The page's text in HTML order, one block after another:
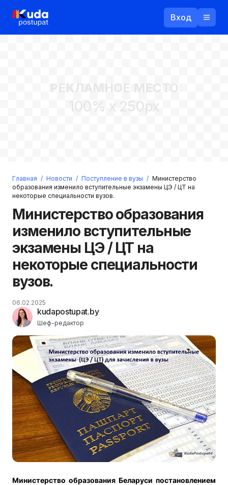
Вход
Войти
Прислать пароль
РЕКЛАМНОЕ МЕСТО
100% x 250px
Главная / Новости / Поступление в вузы / Министерство
образования изменило вступительные экзамены ЦЭ / ЦТ на
некоторые специальности вузов.
Министерство образования
изменило вступительные
экзамены ЦЭ / ЦТ на
некоторые специальности
вузов.
kudapostupat.by
Шеф-редактор
06.02.2025
Министерство образования Беларуси постановлением